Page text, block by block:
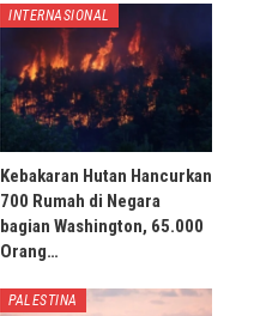
INTERNASIONAL
Kebakaran Hutan Hancurkan
700 Rumah di Negara
bagian Washington, 65.000
Orang…
PALESTINA